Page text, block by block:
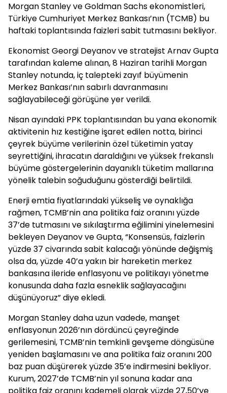
Morgan Stanley ve Goldman Sachs ekonomistleri,
Türkiye Cumhuriyet Merkez Bankası’nın (TCMB) bu
haftaki toplantısında faizleri sabit tutmasını bekliyor.
Ekonomist Georgi Deyanov ve stratejist Arnav Gupta
tarafından kaleme alınan, 8 Haziran tarihli Morgan
Stanley notunda, iç talepteki zayıf büyümenin
Merkez Bankası’nın sabırlı davranmasını
sağlayabileceği görüşüne yer verildi.
Nisan ayındaki PPK toplantısından bu yana ekonomik
aktivitenin hız kestiğine işaret edilen notta, birinci
çeyrek büyüme verilerinin özel tüketimin yatay
seyrettiğini, ihracatın daraldığını ve yüksek frekanslı
büyüme göstergelerinin dayanıklı tüketim mallarına
yönelik talebin soğuduğunu gösterdiği belirtildi.
Enerji emtia fiyatlarındaki yükseliş ve oynaklığa
rağmen, TCMB’nin ana politika faiz oranını yüzde
37’de tutmasını ve sıkılaştırma eğilimini yinelemesini
bekleyen Deyanov ve Gupta, “Konsensüs, faizlerin
yüzde 37 civarında sabit kalacağı yönünde değişmiş
olsa da, yüzde 40’a yakın bir hareketin merkez
bankasına ileride enflasyonu ve politikayı yönetme
konusunda daha fazla esneklik sağlayacağını
düşünüyoruz” diye ekledi.
Morgan Stanley daha uzun vadede, manşet
enflasyonun 2026’nın dördüncü çeyreğinde
gerilemesini, TCMB’nin temkinli gevşeme döngüsüne
yeniden başlamasını ve ana politika faiz oranını 200
baz puan düşürerek yüzde 35’e indirmesini bekliyor.
Kurum, 2027’de TCMB’nin yıl sonuna kadar ana